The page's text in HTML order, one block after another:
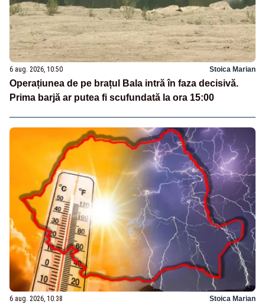
6 aug. 2026, 10:50 Stoica Marian
Operațiunea de pe brațul Bala intră în faza decisivă.
Prima barjă ar putea fi scufundată la ora 15:00
6 aug. 2026, 10:38 Stoica Marian